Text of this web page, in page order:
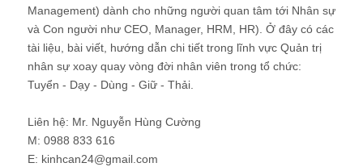
Management) dành cho những người quan tâm tới Nhân sự
và Con người như CEO, Manager, HRM, HR). Ở đây có các
tài liệu, bài viết, hướng dẫn chi tiết trong lĩnh vực Quản trị
nhân sự xoay quay vòng đời nhân viên trong tổ chức:
Tuyển - Dạy - Dùng - Giữ - Thải.
Liên hệ: Mr. Nguyễn Hùng Cường
M: 0988 833 616
E: kinhcan24@gmail.com